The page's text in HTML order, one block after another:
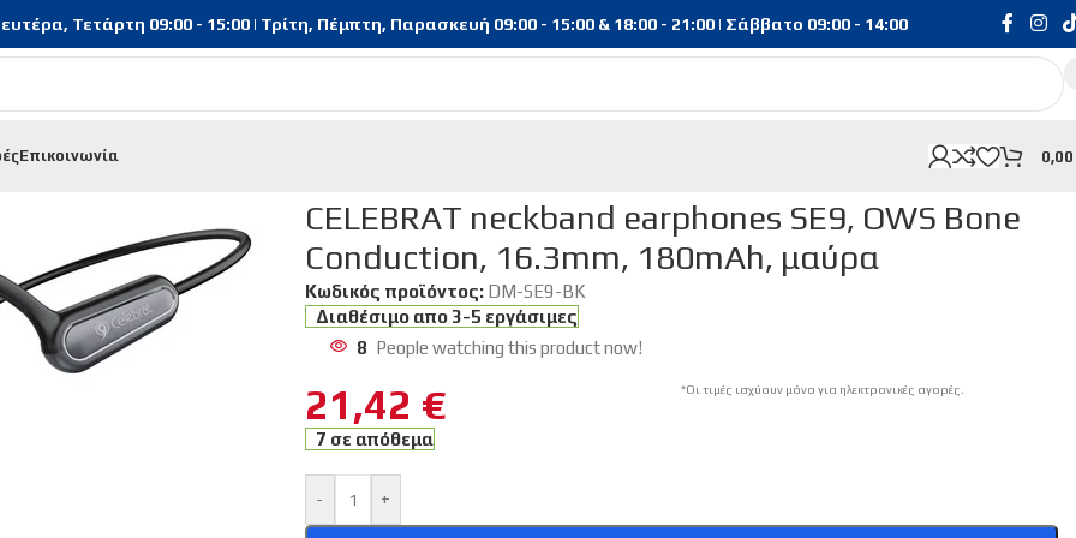
Τετάρτη 09:00 - 15:00 | Τρίτη, Πέμπτη, Παρασκευή 09:00 - 15:00 & 18:00 - 21:00 | Σάββατο 09:00 - 14:00
Επικοινωνία 0,00
CELEBRAT neckband earphones SE9, OWS Bone
Conduction, 16.3mm, 180mAh, μαύρα
Κωδικός προϊόντος: DM-SE9-BK
Διαθέσιμο απο 3-5 εργάσιμες
8 People watching this product now!
21,42 € *Οι τιμές ισχύουν μόνο για ηλεκτρονικές αγορές.
7 σε απόθεμα
- +